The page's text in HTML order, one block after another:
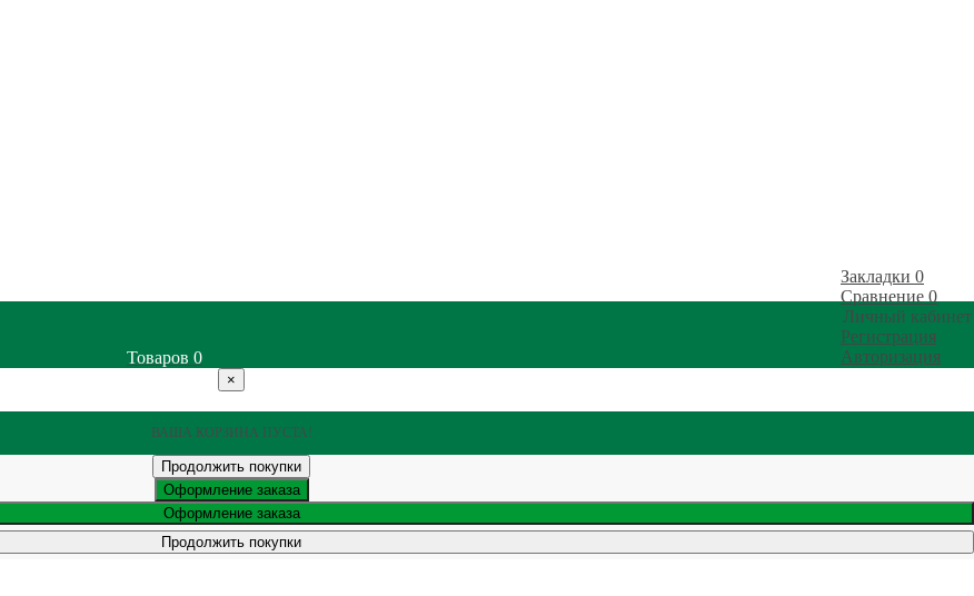
Закладки 0
Сравнение 0
Личный кабинет
Регистрация
Авторизация
Товаров 0
×
ВАША КОРЗИНА ПУСТА!
Продолжить покупки
Оформление заказа
Оформление заказа
Продолжить покупки